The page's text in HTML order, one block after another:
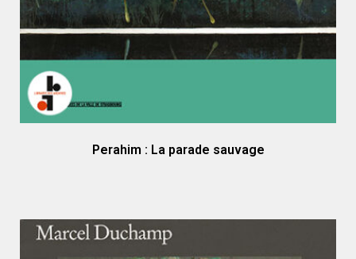
Perahim : La parade sauvage